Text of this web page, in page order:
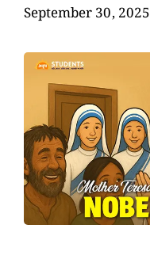
September 30, 2025